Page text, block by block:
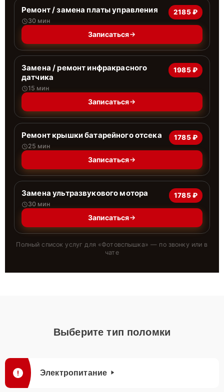
Ремонт / замена платы управления
30 мин
2185 ₽
Записаться
Замена / ремонт инфракрасного
датчика
15 мин
1985 ₽
Записаться
Ремонт крышки батарейного отсека
25 мин
1785 ₽
Записаться
Замена ультразвукового мотора
30 мин
1785 ₽
Записаться
Полный список услуг для «Фотовспышка» — по звонку или в
чате
Выберите тип поломки
Электропитание